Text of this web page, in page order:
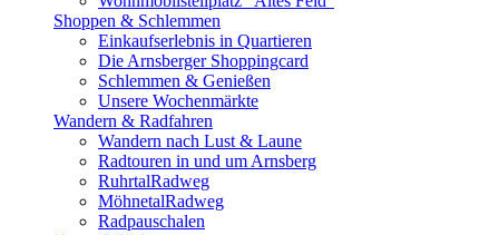
Shoppen & Schlemmen
Einkaufserlebnis in Quartieren
Die Arnsberger Shoppingcard
Schlemmen & Genießen
Unsere Wochenmärkte
Wandern & Radfahren
Wandern nach Lust & Laune
Radtouren in und um Arnsberg
RuhrtalRadweg
MöhnetalRadweg
Radpauschalen